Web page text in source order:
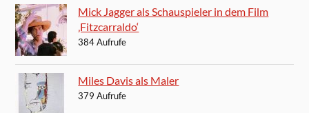
Mick Jagger als Schauspieler in dem Film
‚Fitzcarraldo‘
384 Aufrufe
Miles Davis als Maler
379 Aufrufe